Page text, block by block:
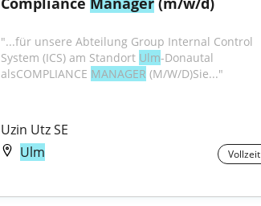
"...für unsere Abteilung Group Internal Control
System (ICS) am Standort Ulm-Donautal
alsCOMPLIANCE MANAGER (M/W/D)Sie..."
Uzin Utz SE
Ulm
Vollzeit